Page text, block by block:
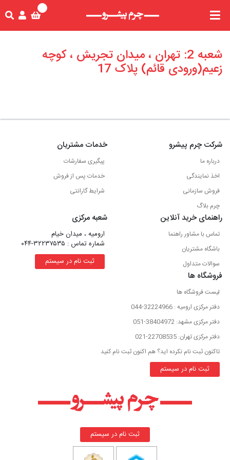
شعبه 2: تهران ، میدان تجریش ، کوچه
زعیم(ورودی قائم) پلاک 17
شرکت چرم پیشرو
درباره ما
اخذ نمایندگی
فروش سازمانی
چرم بلاگ
خدمات مشتریان
پیگیری سفارشات
خدمات پس از فروش
شرایط گارانتی
راهنمای خرید آنلاین
تماس با مشاور راهنما
باشگاه مشتریان
سوالات متداول
شعبه مرکزی
ارومیه ، میدان خیام
شماره تماس : ۳۲۲۳۷۵۳۵-۰۴۴
ثبت نام در سیستم
فروشگاه ها
لیست فروشگاه ها
دفتر مرکزی ارومیه : 32224966-044
دفتر مرکزی مشهد: 38404972-051
دفتر مرکزی تهران: 22708535-021
تاکنون ثبت نام نکرده اید؟ هم اکنون ثبت نام کنید
ثبت نام در سیستم
ثبت نام در سیستم